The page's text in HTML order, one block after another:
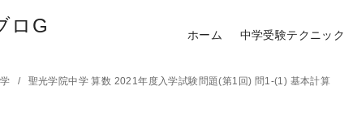
ロG ホーム 中学受験テクニック
聖光学院中学 算数 2021年度入学試験問題(第1回) 問1-(1) 基本計算